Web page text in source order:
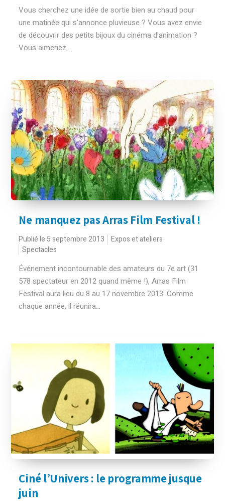
Vous cherchez une idée de sortie bien au chaud pour
une matinée qui s'annonce pluvieuse ? Vous avez envie
de découvrir des petits bijoux du cinéma d'animation ?
Vous aimeriez...
Ne manquez pas Arras Film Festival !
Publié le 5 septembre 2013
Expos et ateliers
Spectacles
Événement incontournable des amateurs du 7e art (31
578 spectateur en 2012 quand même !), Arras Film
Festival aura lieu du 8 au 17 novembre 2013. Comme
chaque année, il réunira...
Ciné l’Univers : le programme jusque
juin